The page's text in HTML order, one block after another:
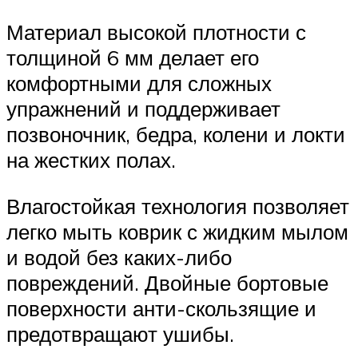
Материал высокой плотности с
толщиной 6 мм делает его
комфортными для сложных
упражнений и поддерживает
позвоночник, бедра, колени и локти
на жестких полах.
Влагостойкая технология позволяет
легко мыть коврик с жидким мылом
и водой без каких-либо
повреждений. Двойные бортовые
поверхности анти-скользящие и
предотвращают ушибы.